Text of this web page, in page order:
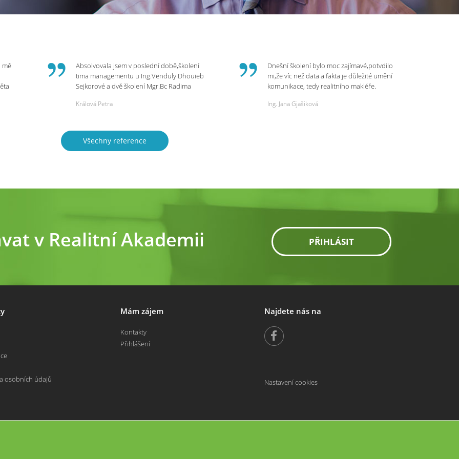
mě
Absolvovala jsem v poslední době,školení
tima managementu u Ing.Venduly Dhouieb
Sejkorové a dvě školení Mgr.Bc Radima
doporučit,neboť mi změnily pohled na
Králová Petra
Dnešní školení bylo moc zajímavé,potvdilo
mi,že víc než data a fakta je důležité umění
komunikace, tedy realitního makléře.
rozhovor či náběr u klienta. Výsledkem je
Ing. Jana Gjašiková
Všechny reference
PŘIHLÁSIT
v Realitní Akademii
osobních údajů
Mám zájem
Kontakty
Přihlášení
Najdete nás na
Nastavení cookies